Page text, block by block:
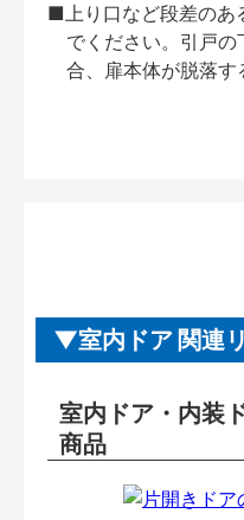
■上り口など段差のあ
でください。引戸
合、扉本体が脱落す
室内ドア 関連
室内ドア・内装
商品